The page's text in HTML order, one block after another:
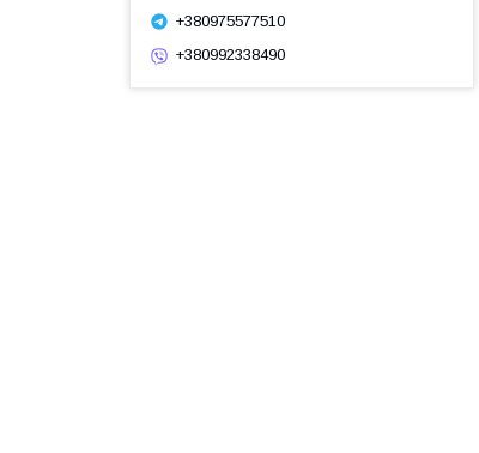
+380975577510
+380992338490